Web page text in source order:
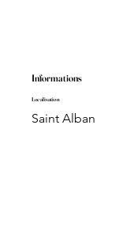
Informations
Localisation
Saint Alban